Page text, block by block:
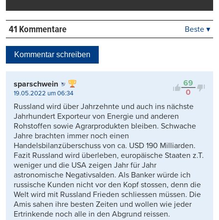
41 Kommentare
Kontrovers
Beste ▾
Kommentar schreiben
69
0
sparschwein
19.05.2022 um 06:34
Russland wird über Jahrzehnte und auch ins nächste
Jahrhundert Exporteur von Energie und anderen
Rohstoffen sowie Agrarprodukten bleiben. Schwache
Jahre brachten immer noch einen
Handelsbilanzüberschuss von ca. USD 190 Milliarden.
Fazit Russland wird überleben, europäische Staaten z.T.
weniger und die USA zeigen Jahr für Jahr
astronomische Negativsalden. Als Banker würde ich
russische Kunden nicht vor den Kopf stossen, denn die
Welt wird mit Russland Frieden schliessen müssen. Die
Amis sahen ihre besten Zeiten und wollen wie jeder
Ertrinkende noch alle in den Abgrund reissen.